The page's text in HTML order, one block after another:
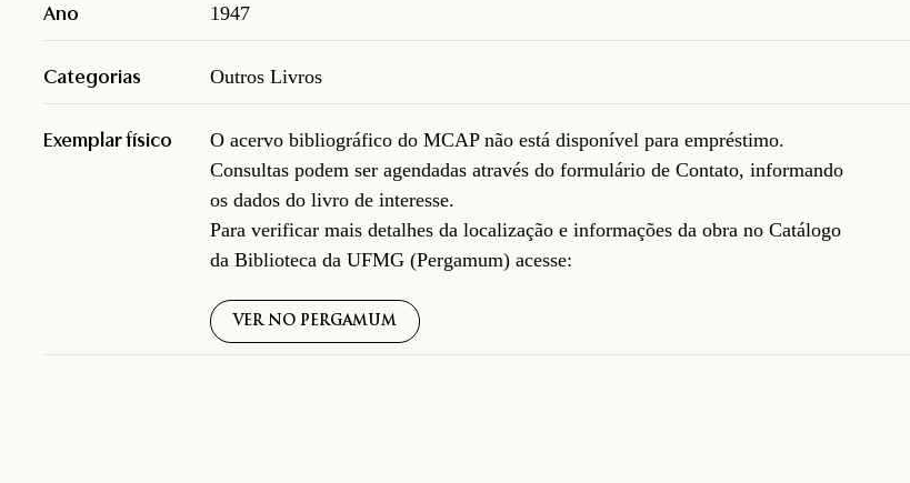
Ano 1947
Categorias Outros Livros
Exemplar físico
O acervo bibliográfico do MCAP não está disponível para empréstimo.
Consultas podem ser agendadas através do formulário deContato, informando
os dados do livro de interesse.
Para verificar mais detalhes da localização e informações da obra no Catálogo
da Biblioteca da UFMG (Pergamum) acesse:
VER NO PERGAMUM